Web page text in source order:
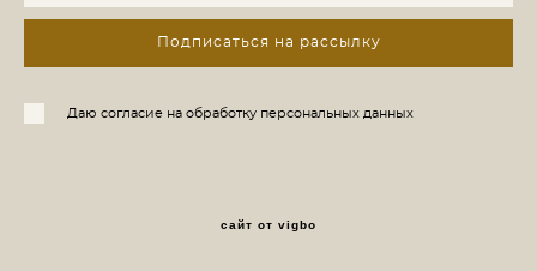
Подписаться на рассылку
Даю согласие на обработку персональных данных
сайт от vigbo